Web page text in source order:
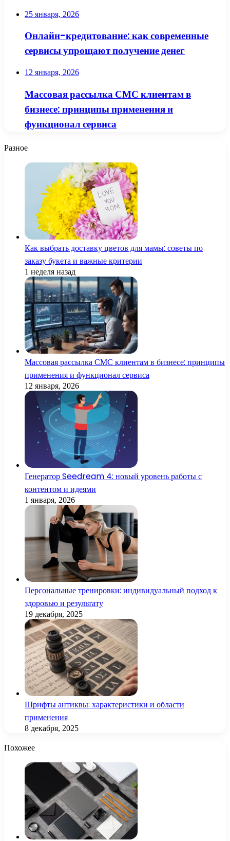
25 января, 2026
Онлайн-кредитование: как современные
сервисы упрощают получение денег
12 января, 2026
Массовая рассылка СМС клиентам в
бизнесе: принципы применения и
функционал сервиса
Разное
Как выбрать доставку цветов для мамы: советы по
заказу букета и важные критерии
1 неделя назад
Массовая рассылка СМС клиентам в бизнесе: принципы
применения и функционал сервиса
12 января, 2026
Генератор Seedream 4: новый уровень работы с
контентом и идеями
1 января, 2026
Персональные тренировки: индивидуальный подход к
здоровью и результату
19 декабря, 2025
Шрифты антиквы: характеристики и области
применения
8 декабря, 2025
Похожее